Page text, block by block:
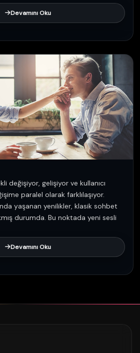
Devamını Oku
değişiyor, gelişiyor ve kullanıcı
paralel olarak farklılaşıyor.
yaşanan yenilikler, klasik sohbet
durumda. Bu noktada yeni sesli
Devamını Oku